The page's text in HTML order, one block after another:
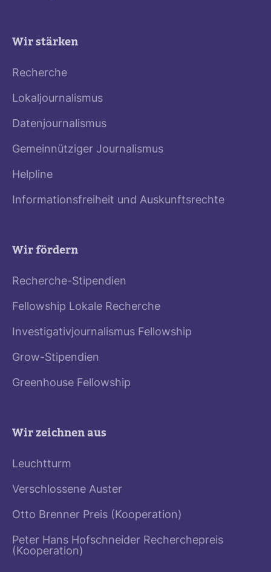
Wir stärken
Recherche
Lokaljournalismus
Datenjournalismus
Gemeinnütziger Journalismus
Helpline
Informationsfreiheit und Auskunftsrechte
Wir fördern
Recherche-Stipendien
Fellowship Lokale Recherche
Investigativjournalismus Fellowship
Grow-Stipendien
Greenhouse Fellowship
Wir zeichnen aus
Leuchtturm
Verschlossene Auster
Otto Brenner Preis (Kooperation)
Peter Hans Hofschneider Recherchepreis
(Kooperation)